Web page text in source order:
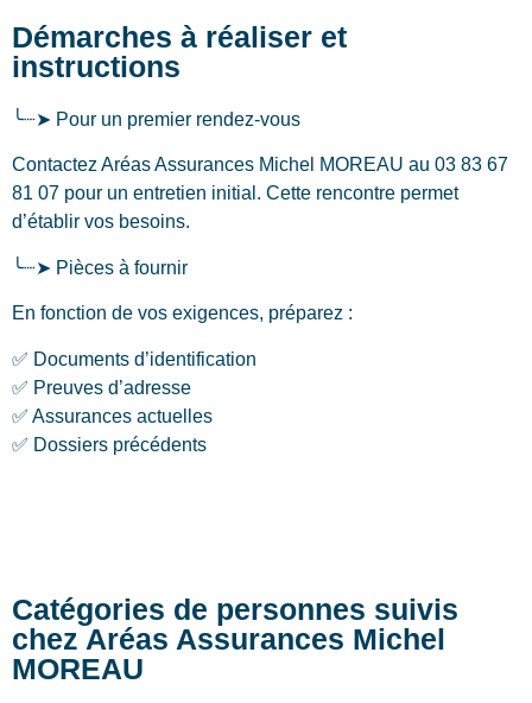
Démarches à réaliser et
instructions
╰┈➤ Pour un premier rendez-vous
Contactez Aréas Assurances Michel MOREAU au 03 83 67
81 07 pour un entretien initial. Cette rencontre permet
d’établir vos besoins.
╰┈➤ Pièces à fournir
En fonction de vos exigences, préparez :
✅ Documents d’identification
✅ Preuves d’adresse
✅ Assurances actuelles
✅ Dossiers précédents
Catégories de personnes suivis
chez Aréas Assurances Michel
MOREAU